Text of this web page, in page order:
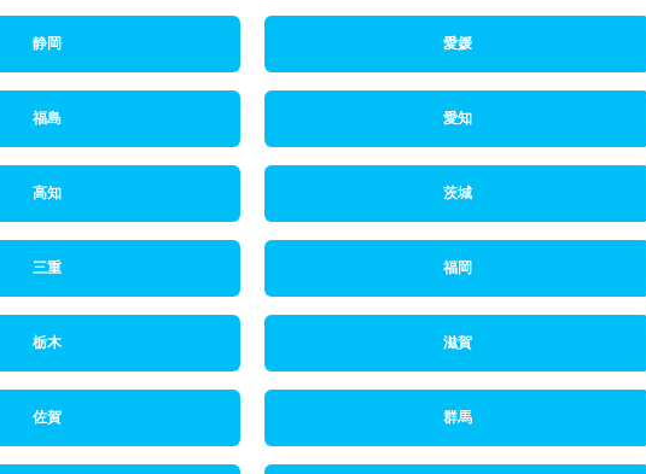
静岡 愛媛
福島 愛知
高知 茨城
三重 福岡
栃木 滋賀
佐賀 群馬